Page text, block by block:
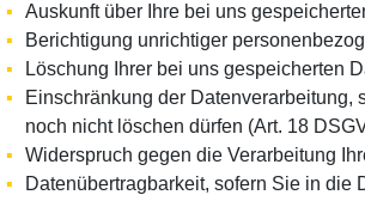
Auskunft über Ihre bei uns
Berichtigung unrichtiger
Löschung Ihrer bei uns gespeicherten
Einschränkung der Datenverarbeitung,
noch nicht löschen dürfen (Art. 18
Widerspruch gegen die Verarbeitung
Datenübertragbarkeit, sofern Sie in